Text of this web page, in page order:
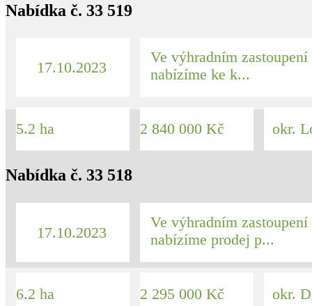
Nabídka č. 33 519
17.10.2023
Ve výhradním
nabízíme ke k...
5.2 ha 2 840 000 Kč okr.
Nabídka č. 33 518
17.10.2023
Ve výhradním
nabízíme prodej p...
6.2 ha 2 295 000 Kč okr.